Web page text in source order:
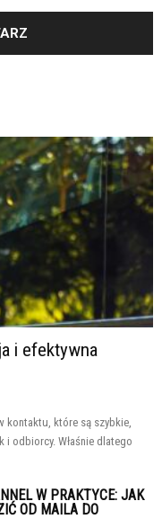
i efektywna
kontaktu, które są szybkie,
i odbiorcy. Właśnie dlatego
W PRAKTYCE: JAK
OD MAILA DO